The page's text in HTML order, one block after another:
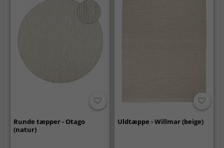
Runde tæpper - Otago
(natur)
Uldtæppe - Willmar (beige)